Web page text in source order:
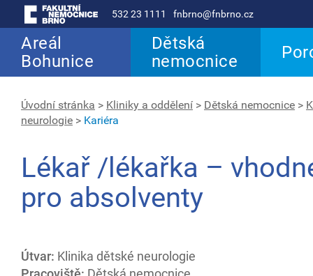
532 23 1111 fnbrno@fnbrno.cz
Areál
Bohunice
Dětská
nemocnice
Úvodní stránka > Kliniky a oddělení > Dětská nemocnice >
neurologie > Kariéra
Lékař /lékařka –
pro absolventy
Útvar: Klinika dětské neurologie